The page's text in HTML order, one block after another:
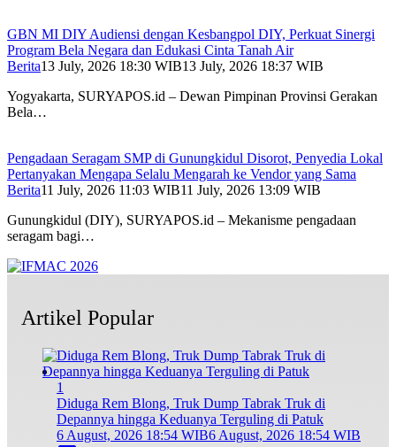
GBN MI DIY Audiensi dengan Kesbangpol DIY, Perkuat Sinergi
Program Bela Negara dan Edukasi Cinta Tanah Air
Berita13 July, 2026 18:30 WIB13 July, 2026 18:37 WIB
Yogyakarta, SURYAPOS.id – Dewan Pimpinan Provinsi Gerakan
Bela…
Pengadaan Seragam SMP di Gunungkidul Disorot, Penyedia Lokal
Pertanyakan Mengapa Selalu Mengarah ke Vendor yang Sama
Berita11 July, 2026 11:03 WIB11 July, 2026 13:09 WIB
Gunungkidul (DIY), SURYAPOS.id – Mekanisme pengadaan
seragam bagi…
Artikel Popular
1
Diduga Rem Blong, Truk Dump Tabrak Truk di
Depannya hingga Keduanya Terguling di Patuk
6 August, 2026 18:54 WIB6 August, 2026 18:54 WIB